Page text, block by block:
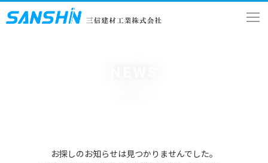
お探しのお知らせは見つかりませんでした。